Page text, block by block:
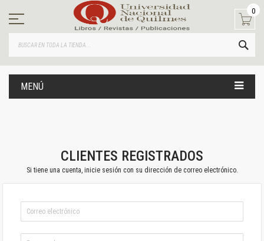
contenido
0
MENÚ
CLIENTES REGISTRADOS
Si tiene una cuenta, inicie sesión con su dirección de correo electrónico.